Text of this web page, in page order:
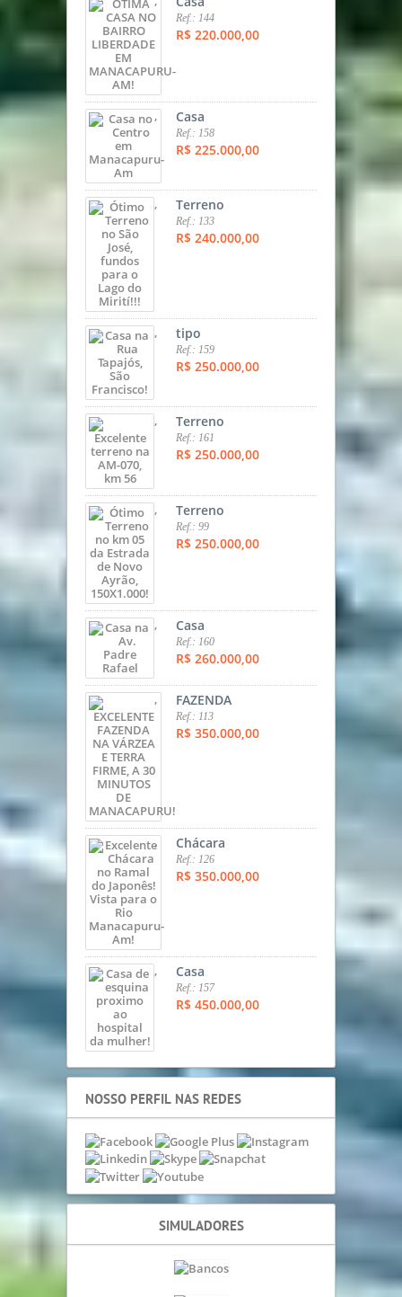
Ref.: 144
R$ 220.000,00
, Casa
Ref.: 158
R$ 225.000,00
, Terreno
Ref.: 133
R$ 240.000,00
, tipo
Ref.: 159
R$ 250.000,00
, Terreno
Ref.: 161
R$ 250.000,00
, Terreno
Ref.: 99
R$ 250.000,00
, Casa
Ref.: 160
R$ 260.000,00
, FAZENDA
Ref.: 113
R$ 350.000,00
, Chácara
Ref.: 126
R$ 350.000,00
, Casa
Ref.: 157
R$ 450.000,00
NOSSO PERFIL NAS REDES
SIMULADORES